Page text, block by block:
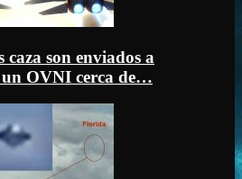
caza son enviados a
OVNI cerca de…